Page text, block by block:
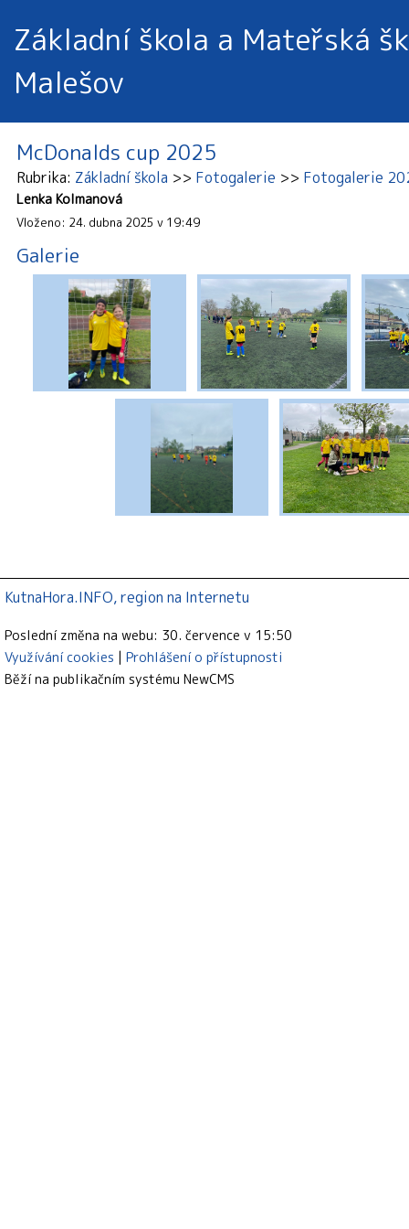
Základní škola a Mateřská
Malešov
McDonalds cup 2025
Rubrika Základní škola Fotogalerie Fotogalerie
Lenka Kolmanová
Vloženo: 24. dubna 2025 v 19:49
Galerie
KutnaHora.INFO, region na Internetu
Poslední změna na webu: 30. července v 15:50
Využívání cookies
Prohlášení o přístupnosti
Běží na publikačním systému NewCMS